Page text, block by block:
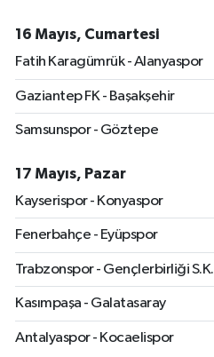
16 Mayıs, Cumartesi
Fatih Karagümrük - Alanyaspor
Gaziantep FK - Başakşehir
Samsunspor - Göztepe
17 Mayıs, Pazar
Kayserispor - Konyaspor
Fenerbahçe - Eyüpspor
Trabzonspor - Gençlerbirliği S.K.
Kasımpaşa - Galatasaray
Antalyaspor - Kocaelispor